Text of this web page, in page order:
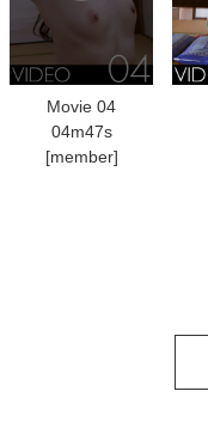
Movie 04
04m47s
[member]